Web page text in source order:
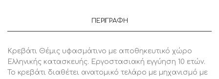
Τεμάχιο
ΠΕΡΙΓΡΑΦΉ
Κρεβάτι Θέμις υφασμάτινο με αποθηκευτικό χώρο
Ελληνικής κατασκευής. Εργοστασιακή εγγύηση 10 ετών.
To κρεβάτι διαθέτει ανατομικό τελάρο με μηχανισμό με